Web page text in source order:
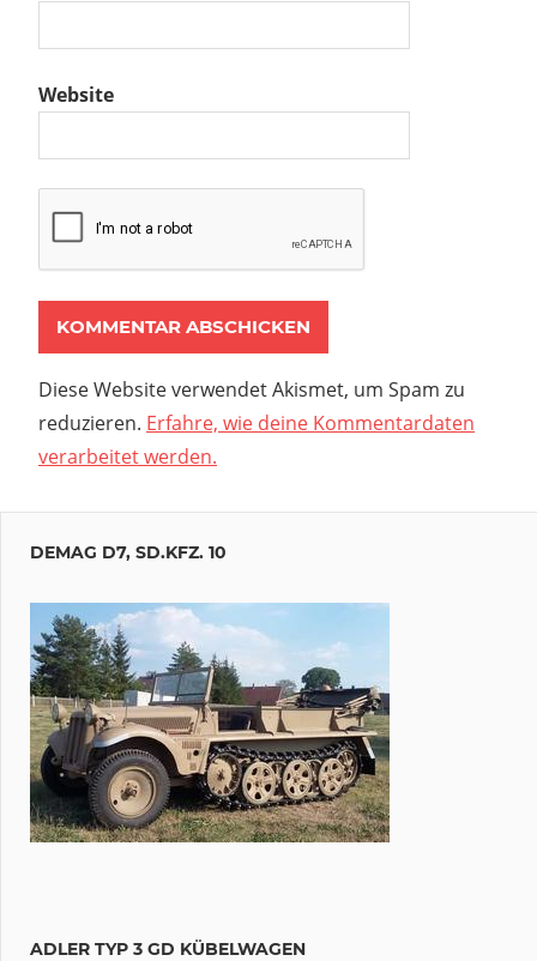
Website
Diese Website verwendet Akismet, um Spam zu
reduzieren. Erfahre, wie deine Kommentardaten
verarbeitet werden.
DEMAG D7, SD.KFZ. 10
ADLER TYP 3 GD KÜBELWAGEN